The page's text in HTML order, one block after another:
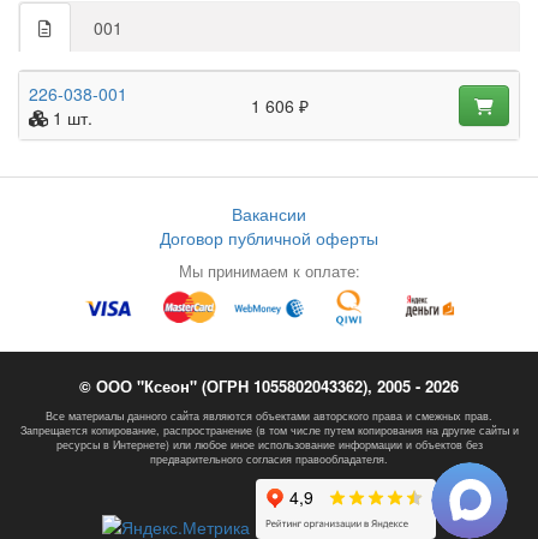
001
226-038-001
1 шт.
1 606 ₽
Вакансии
Договор публичной оферты
Мы принимаем к оплате:
© ООО "Ксеон" (ОГРН 1055802043362), 2005 - 2026
Все материалы данного сайта являются объектами авторского права и смежных прав.
Запрещается копирование, распространение (в том числе путем копирования на другие сайты и
ресурсы в Интернете) или любое иное использование информации и объектов без
предварительного согласия правообладателя.